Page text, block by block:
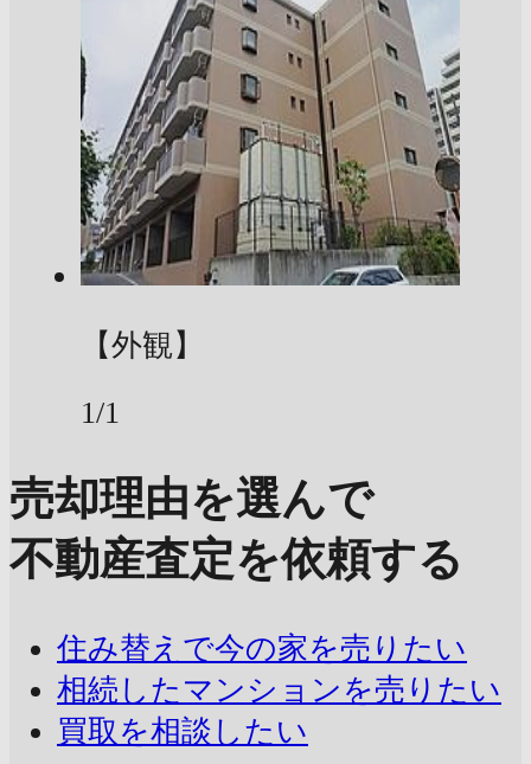
【外観】
1/1
売却理由を選んで
不動産査定を依頼する
住み替えで今の家を売りたい
相続したマンションを売りたい
買取を相談したい